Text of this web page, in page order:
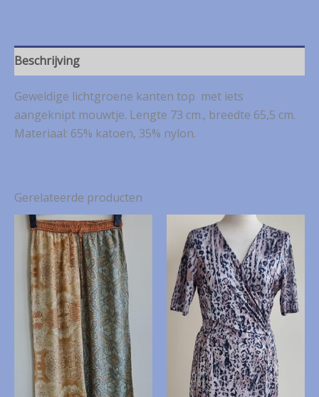
XXL
aantal
Beschrijving
Geweldige lichtgroene kanten top met iets
aangeknipt mouwtje. Lengte 73 cm., breedte 65,5 cm.
Materiaal: 65% katoen, 35% nylon.
Gerelateerde producten